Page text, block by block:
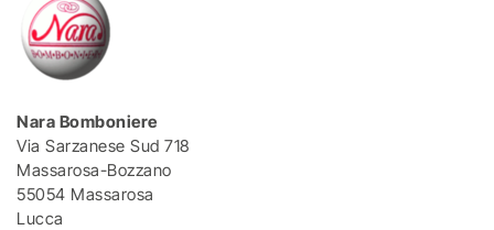
Nara Bomboniere
Via Sarzanese Sud 718
Massarosa-Bozzano
55054 Massarosa
Lucca